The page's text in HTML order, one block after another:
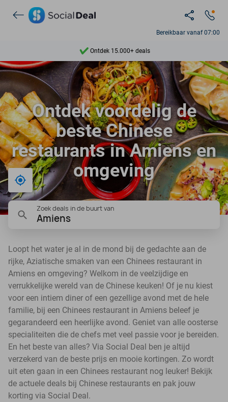
Bereikbaar vanaf 07:00
Ontdek 15.000+ deals
7 dagen per week beschikbaar
10+ miljoen leden
9,4
Ontdek 15.000+ deals
Ontdek voordelig de
beste Chinese
restaurants in Amiens en
omgeving
Bij mij in de buurt
Zoek deals in de buurt van
Amiens
Loopt het water je al in de mond bij de gedachte aan de
rijke, Aziatische smaken van een Chinees restaurant in
Amiens en omgeving? Welkom in de veelzijdige en
verrukkelijke wereld van de Chinese keuken! Of je nu kiest
voor een intiem diner of een gezellige avond met de hele
familie, bij een Chinees restaurant in Amiens beleef je
gegarandeerd een heerlijke avond. Geniet van alle oosterse
specialiteiten die de chefs met veel passie voor je bereiden.
En het beste van alles? Via Social Deal ben je altijd
verzekerd van de beste prijs en mooie kortingen. Zo wordt
uit eten gaan in een Chinees restaurant nog leuker! Bekijk
de actuele deals bij Chinese restaurants en pak jouw
korting via Social Deal.